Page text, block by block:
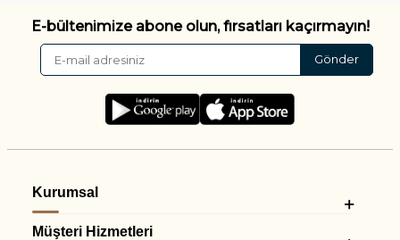
E-bültenimize abone olun, fırsatları kaçırmayın!
Gönder
Kurumsal
Müşteri Hizmetleri